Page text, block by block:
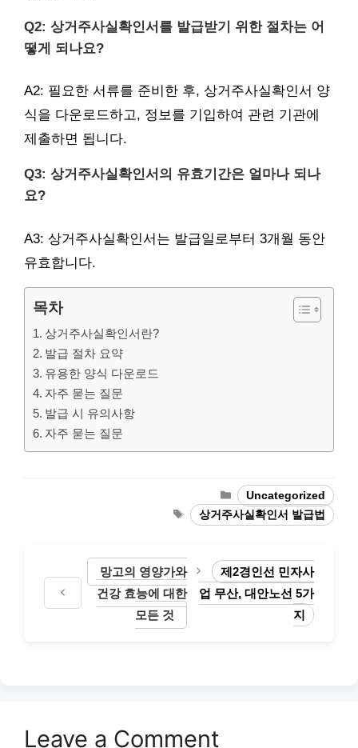
Q2: 상거주사실확인서를 발급받기 위한 절차는 어
떻게 되나요?
A2: 필요한 서류를 준비한 후, 상거주사실확인서 양
식을 다운로드하고, 정보를 기입하여 관련 기관에
제출하면 됩니다.
Q3: 상거주사실확인서의 유효기간은 얼마나 되나
요?
A3: 상거주사실확인서는 발급일로부터 3개월 동안
유효합니다.
목차
상거주사실확인서란?
발급 절차 요약
유용한 양식 다운로드
자주 묻는 질문
발급 시 유의사항
자주 묻는 질문
Categories
Uncategorized
Tags
상거주사실확인서 발급법
망고의 영양가와
건강 효능에 대한
모든 것
제2경인선 민자사
업 무산, 대안노선 5가
지
Leave a Comment